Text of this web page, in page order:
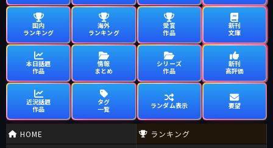
国内
ランキング
海外
ランキング
受賞
作品
新刊
文庫
本日話題
作品
情報
まとめ
シリーズ
作品
新刊
高評価
近況話題
作品
タグ
一覧
ランダム表示 要望
HOME
ランキング